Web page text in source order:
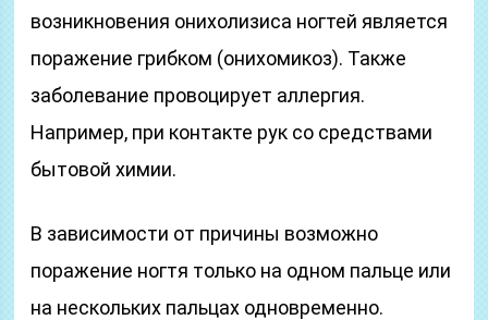
возникновения онихолизиса ногтей является
поражение грибком (онихомикоз). Также
заболевание провоцирует аллергия.
Например, при контакте рук со средствами
бытовой химии.
В зависимости от причины возможно
поражение ногтя только на одном пальце или
на нескольких пальцах одновременно.